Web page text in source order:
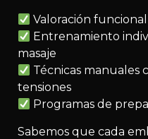
Valoración
Entrenamiento
masaje
Técnicas manuales
tensiones
Programas de
Sabemos que cada